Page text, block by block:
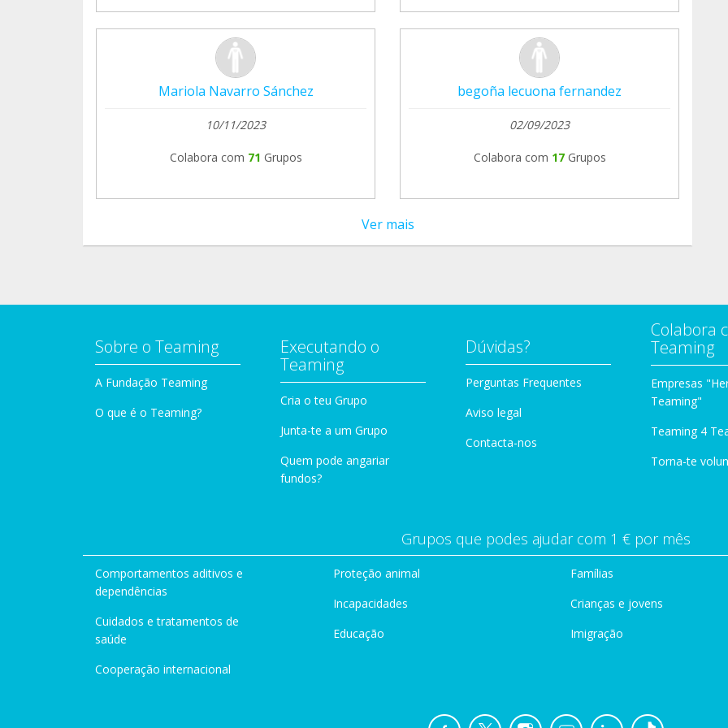
Mariola Navarro Sánchez
10/11/2023
Colabora com 71 Grupos
begoña lecuona fernandez
02/09/2023
Colabora com 17 Grupos
Ver mais
Sobre o Teaming
A Fundação Teaming
O que é o Teaming?
Executando o
Teaming
Cria o teu Grupo
Junta-te a um Grupo
Quem pode angariar
fundos?
Dúvidas?
Perguntas Frequentes
Aviso legal
Contacta-nos
Colabora
Teaming
Empresas
Teaming"
Teaming 4
Torna-te
Grupos que podes ajudar com 1 € por mês
Comportamentos aditivos e
dependências
Cuidados e tratamentos de
saúde
Cooperação internacional
Proteção animal
Incapacidades
Educação
Famílias
Crianças e jovens
Imigração